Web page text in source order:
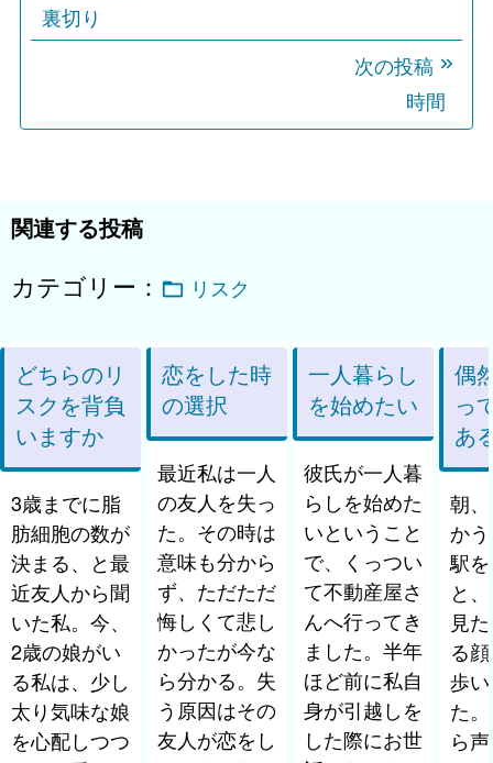
ナ
ー
ン
裏切り
次の投稿
時間
関連する投稿
カテゴリー： リスク
どちらのリ
スクを背負
いますか
3歳までに脂
肪細胞の数が
決まる、と最
近友人から聞
いた私。今、
2歳の娘がい
る私は、少し
太り気味な娘
を心配しつつ
恋をした時
の選択
最近私は一人
の友人を失っ
た。その時は
意味も分から
ず、ただただ
悔しくて悲し
かったが今な
ら分かる。失
う原因はその
友人が恋をし
一人暮らし
を始めたい
彼氏が一人暮
らしを始めた
いということ
で、くっつい
て不動産屋さ
んへ行ってき
ました。半年
ほど前に私自
身が引越しを
した際にお世
偶
っ
あ
朝
か
駅
と
見
る
歩
た
ら